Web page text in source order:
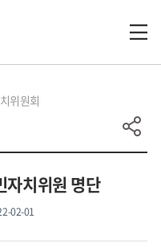
위원회
자치위원 명단
02-01